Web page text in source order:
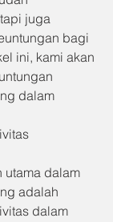
juga
bagi
ini, kami akan
dalam
utama dalam
adalah
dalam